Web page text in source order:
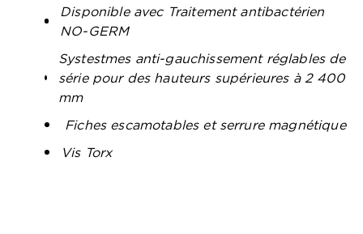
Disponible avec Traitement antibactérien
NO-GERM
Systestmes anti-gauchissement réglables de
série pour des hauteurs supérieures à 2 400
mm
Fiches escamotables et serrure magnétique
Vis Torx